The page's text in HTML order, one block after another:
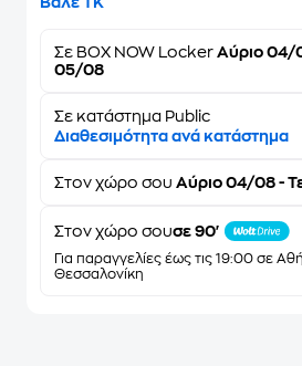
Σε BOX NOW Locker Αύριο 04/
05/08
Σε κατάστημα Public
Διαθεσιμότητα ανά κατάστημα
Στον χώρο σου Αύριο 04/08 -
Στον χώρο σουσε 90'
Για παραγγελίες έως τις 19:00 σε
Θεσσαλονίκη